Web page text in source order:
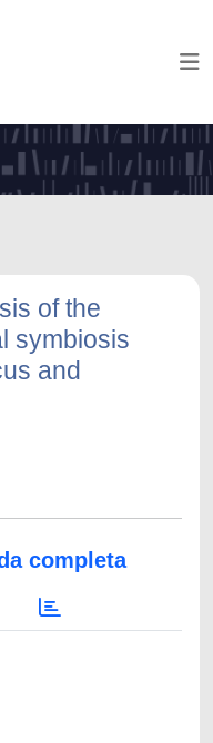
of the
symbiosis
and
completa